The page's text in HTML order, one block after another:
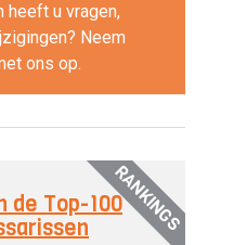
heeft u vragen,
Neem
ons op.
RANKINGS
de Top-100